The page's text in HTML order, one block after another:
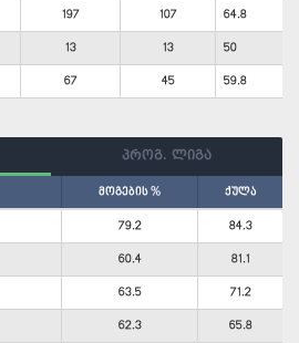
197 107 64.8
13 13 50
67 45 59.8
პროგ. ლიგა
მოგების % ქულა
79.2 84.3
60.4 81.1
63.5 71.2
62.3 65.8